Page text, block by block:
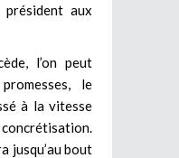
aux
l’on peut
le
à la vitesse
jusqu’au bout